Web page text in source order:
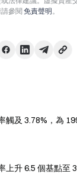
參閱 免責聲明。
觸及 3.78%，為
上升 6.5 個基點至